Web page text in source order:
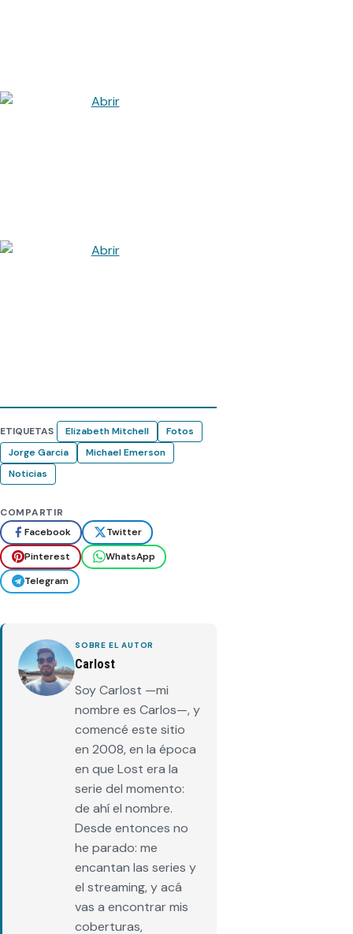
ETIQUETAS Elizabeth Mitchell
Fotos
Jorge Garcia
Michael Emerson
Noticias
COMPARTIR
Facebook
Twitter
Pinterest
WhatsApp
Telegram
SOBRE EL AUTOR
Carlost
Soy Carlost —mi
nombre es Carlos—, y
comencé este sitio
en 2008, en la época
en que Lost era la
serie del momento:
de ahí el nombre.
Desde entonces no
he parado: me
encantan las series y
el streaming, y acá
vas a encontrar mis
coberturas,